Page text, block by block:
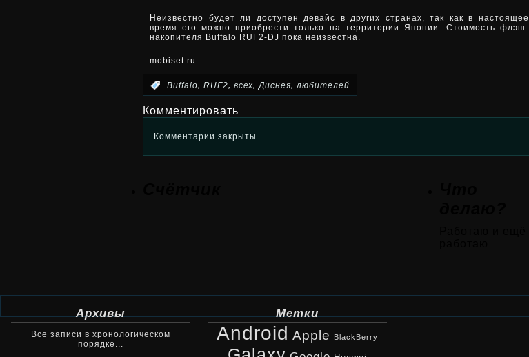
Неизвестно будет ли доступен девайс в других странах, так как в настоящее
время его можно приобрести только на территории Японии. Стоимость флэш-
накопителя Buffalo RUF2-DJ пока неизвестна.
mobiset.ru
Buffalo, RUF2, всех, Диснея, любителей
Комментировать
Комментарии закрыты.
Архивы
Все записи в хронологическом
порядке...
Метки
Android Apple BlackBerry